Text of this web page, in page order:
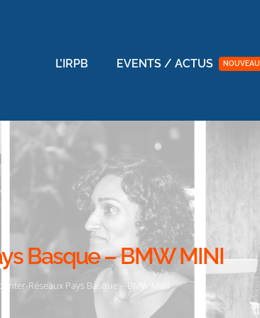
L’IRPB EVENTS / ACTUS NOUVEAU
Basque – BMW MINI
Inter-Réseaux Pays Basque – BMW MINI